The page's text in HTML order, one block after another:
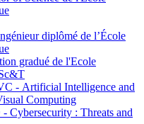
diplômé de l’École
gradué de l'Ecole
- Artificial Intelligence and
Computing
Cybersecurity : Threats and